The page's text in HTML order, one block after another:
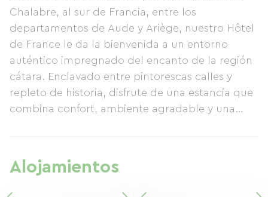
Chalabre, al sur de Francia, entre los
departamentos de Aude y Ariège, nuestro Hôtel
de France le da la bienvenida a un entorno
auténtico impregnado del encanto de la región
cátara. Enclavado entre pintorescas calles y
repleto de historia, disfrute de una estancia que
combina confort, ambiente agradable y una
productos locales como protagonistas. Tanto si
está de paso para explorar la región como si
Alojamientos